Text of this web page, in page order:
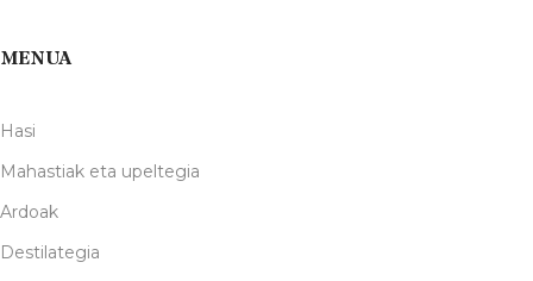
MENUA
Hasi
Mahastiak eta upeltegia
Ardoak
Destilategia